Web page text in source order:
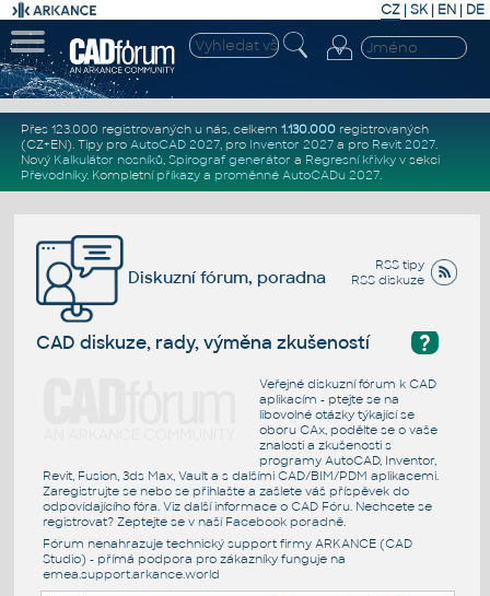
CZ | SK| EN | DE
Přes 123.000 registrovaných u nás, celkem 1.130.000registrovaných
(CZ+EN). Tipy pro AutoCAD 2027, pro Inventor 2027a pro Revit 2027.
Nový Kalkulátor nosníků, Spirograf generátor a Regresní křivkyv sekci
Převodníky. Kompletní příkazya proměnné AutoCADu 2027.
RSS tipy
RSS diskuze
Diskuzní fórum, poradna
?
CAD diskuze, rady, výměna zkušeností
Veřejné diskuzní fórum k CAD
aplikacím - ptejte se na
libovolné otázky týkající se
oboru CAx, podělte se o vaše
znalosti a zkušenosti s
programy AutoCAD, Inventor,
Revit, Fusion, 3ds Max, Vault a s dalšími CAD/BIM/PDM aplikacemi.
Zaregistrujte se nebo se přihlašte a zašlete váš příspěvek do
odpovídajícího fóra. Viz další informace o CAD Fóru. Nechcete se
registrovat? Zeptejte se v naší Facebook poradně.
Fórum nenahrazuje technický support firmy ARKANCE (CAD
Studio) - přímá podpora pro zákazníky funguje na
emea.support.arkance.world